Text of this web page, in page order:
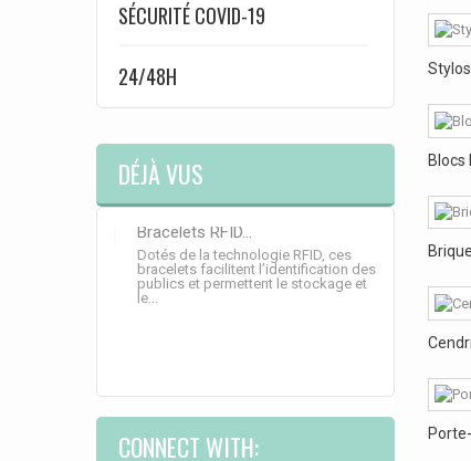
SÉCURITÉ COVID-19
24/48H
DÉJÀ VUS
Bracelets RFID...
Dotés de la technologie RFID, ces
bracelets facilitent l’identification des
publics et permettent le stockage et
le...
CONNECT WITH:
Blocs